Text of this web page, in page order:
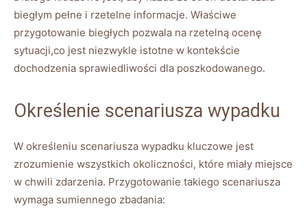
biegłym pełne i rzetelne informacje. Właściwe
przygotowanie biegłych pozwala na rzetelną ocenę
sytuacji,co jest niezwykle istotne w kontekście
dochodzenia sprawiedliwości dla poszkodowanego.
Określenie scenariusza wypadku
W określeniu scenariusza wypadku kluczowe jest
zrozumienie wszystkich okoliczności, które miały miejsce
w chwili zdarzenia. Przygotowanie takiego scenariusza
wymaga sumiennego zbadania: